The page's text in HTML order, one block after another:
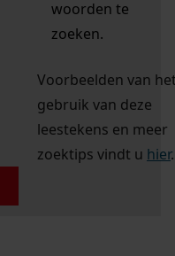
woorden te
zoeken.
Voorbeelden van
gebruik van deze
leestekens en meer
zoektips vindt u hier.